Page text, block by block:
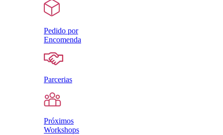
Pedido por
Encomenda
Parcerias
Próximos
Workshops